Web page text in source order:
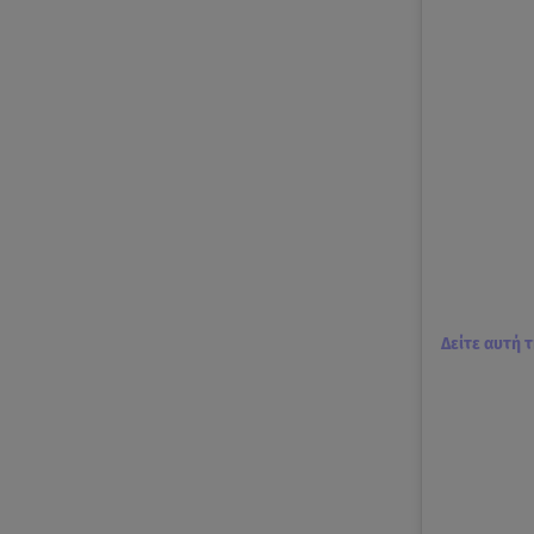
Δείτε αυτή